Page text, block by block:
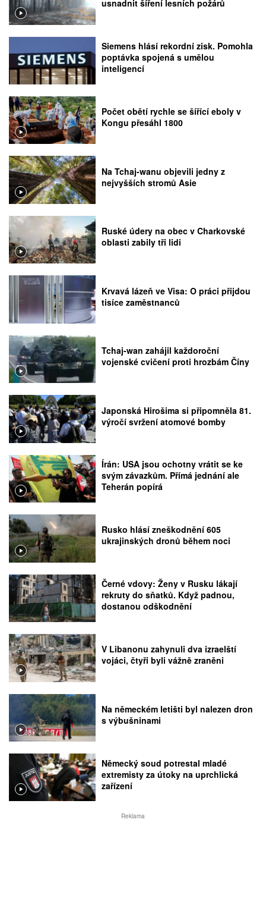
usnadnit šíření lesních požárů
Siemens hlásí rekordní zisk. Pomohla
poptávka spojená s umělou
inteligencí
Počet obětí rychle se šířící eboly v
Kongu přesáhl 1800
Na Tchaj-wanu objevili jedny z
nejvyšších stromů Asie
Ruské údery na obec v Charkovské
oblasti zabily tři lidi
Krvavá lázeň ve Visa: O práci přijdou
tisíce zaměstnanců
Tchaj-wan zahájil každoroční
vojenské cvičení proti hrozbám Číny
Japonská Hirošima si připomněla 81.
výročí svržení atomové bomby
Írán: USA jsou ochotny vrátit se ke
svým závazkům. Přímá jednání ale
Teherán popírá
Rusko hlásí zneškodnění 605
ukrajinských dronů během noci
Černé vdovy: Ženy v Rusku lákají
rekruty do sňatků. Když padnou,
dostanou odškodnění
V Libanonu zahynuli dva izraelští
vojáci, čtyři byli vážně zraněni
Na německém letišti byl nalezen dron
s výbušninami
Německý soud potrestal mladé
extremisty za útoky na uprchlická
zařízení
Reklama